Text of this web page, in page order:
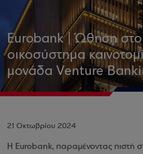
Εurobank | Ώθηση στο
οικοσύστημα
μονάδα Venture
21 Οκτωβρίου 2024
H Εurobank, παραμένοντας πιστή